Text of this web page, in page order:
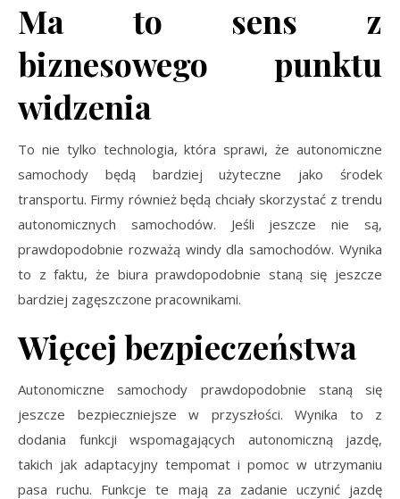
Ma to sens z
biznesowego punktu
widzenia
To nie tylko technologia, która sprawi, że autonomiczne
samochody będą bardziej użyteczne jako środek
transportu. Firmy również będą chciały skorzystać z trendu
autonomicznych samochodów. Jeśli jeszcze nie są,
prawdopodobnie rozważą windy dla samochodów. Wynika
to z faktu, że biura prawdopodobnie staną się jeszcze
bardziej zagęszczone pracownikami.
Więcej bezpieczeństwa
Autonomiczne samochody prawdopodobnie staną się
jeszcze bezpieczniejsze w przyszłości. Wynika to z
dodania funkcji wspomagających autonomiczną jazdę,
takich jak adaptacyjny tempomat i pomoc w utrzymaniu
pasa ruchu. Funkcje te mają za zadanie uczynić jazdę